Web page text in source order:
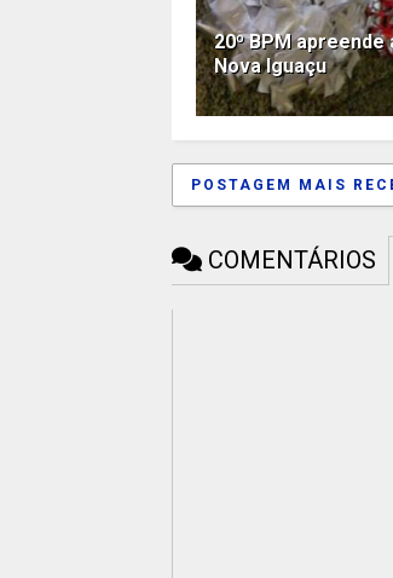
20º BPM
Nova Iguaçu
POSTAGEM MAIS
COMENTÁRIOS